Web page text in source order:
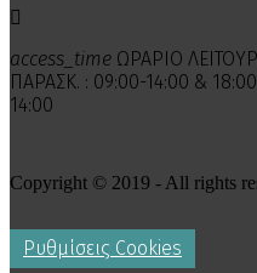

access_time ΩΡΑΡΙΟ
ΠΑΡΑΣΚ. : 09:00-14:00 &
14:00
Copyright © 2019 - All rights
Ρυθμίσεις Cookies